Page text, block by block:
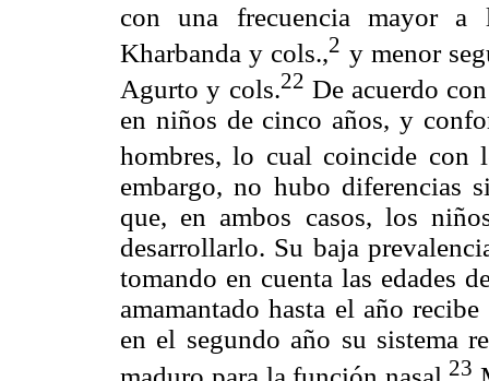
con una frecuencia mayor
Kharbanda y cols.,2 y menor
Agurto y cols.22 De acuerdo
en niños de cinco años, y
hombres, lo cual coincide con
embargo, no hubo diferencias
que, en ambos casos, los
desarrollarlo. Su baja
tomando en cuenta las edades
amamantado hasta el año
en el segundo año su sistema
23